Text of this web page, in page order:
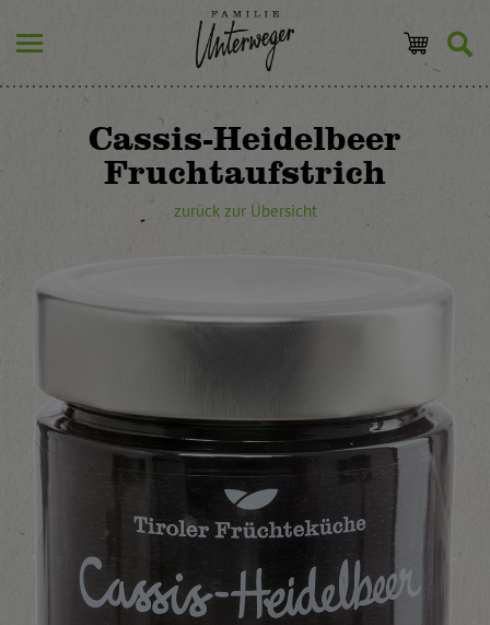
Cassis-Heidelbeer
Fruchtaufstrich
zurück zur Übersicht